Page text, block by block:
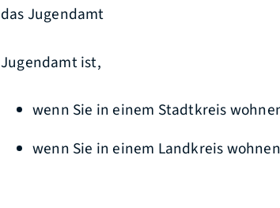
das Jugendamt
Jugendamt ist,
wenn Sie in einem Stadtkreis
wenn Sie in einem Landkreis